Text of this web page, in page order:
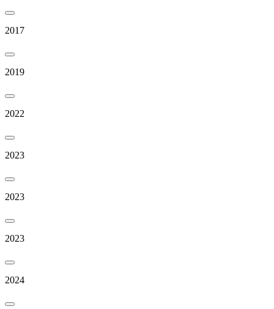
2017
2019
2022
2023
2023
2023
2024